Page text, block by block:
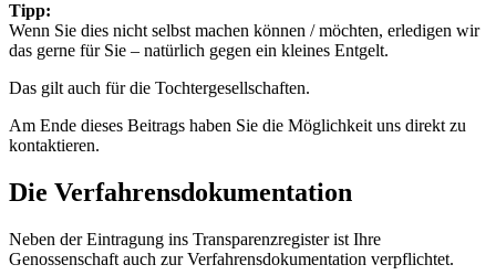
Tipp:
Wenn Sie dies nicht selbst machen können / möchten, erledigen wir
das gerne für Sie – natürlich gegen ein kleines Entgelt.
Das gilt auch für die Tochtergesellschaften.
Am Ende dieses Beitrags haben Sie die Möglichkeit uns direkt zu
kontaktieren.
Die Verfahrensdokumentation
Neben der Eintragung ins Transparenzregister ist Ihre
Genossenschaft auch zur Verfahrensdokumentation verpflichtet.